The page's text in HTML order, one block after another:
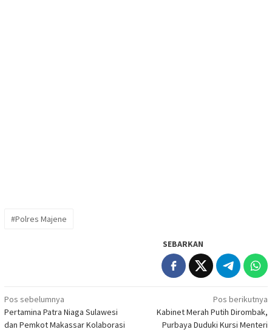
#Polres Majene
SEBARKAN
Navigasi
pos
Pos sebelumnya
Pertamina Patra Niaga Sulawesi
dan Pemkot Makassar Kolaborasi
Pos berikutnya
Kabinet Merah Putih Dirombak,
Purbaya Duduki Kursi Menteri